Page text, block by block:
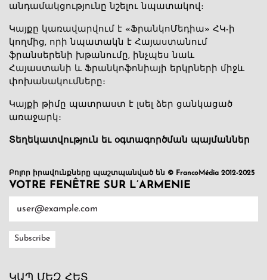
անդամակցությունը նշելու նպատակով։
Կայքը կառավարվում է «ՖրանկոՄեդիա» ՀԿ-ի
կողմից, որի նպատակն է Հայաստանում
ֆրանսերենի խթանումը, ինչպես նաև
Հայաստանի և Ֆրանկոֆոնիայի երկրների միջև
փոխանակումները։
Կայքի թիմը պատրաստ է լսել ձեր ցանկացած
առաջարկ։
Տեղեկատվություն եւ օգտագործման պայմաններ
Բոլոր իրավունքները պաշտպանված են © FrancoMédia 2012-2025
VOTRE FENÊTRE SUR L’ARMENIE